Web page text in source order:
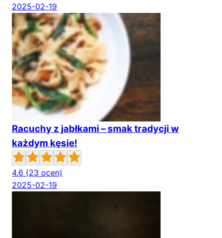
2025-02-19
Racuchy z jabłkami – smak tradycji w
każdym kęsie!
4.6 (23 ocen)
2025-02-19